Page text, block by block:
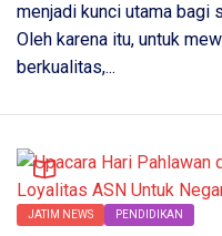
menjadi kunci utama bagi
Oleh karena itu, untuk
berkualitas,...
JATIM NEWS PENDIDIKAN